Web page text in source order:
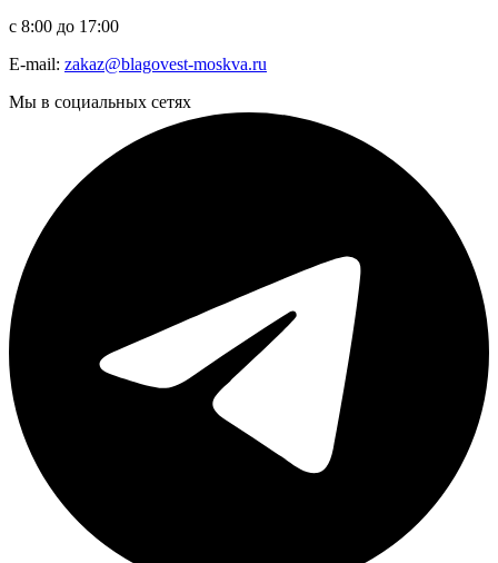
с 8:00 до 17:00
E-mail: zakaz@blagovest-moskva.ru
Мы в социальных сетях